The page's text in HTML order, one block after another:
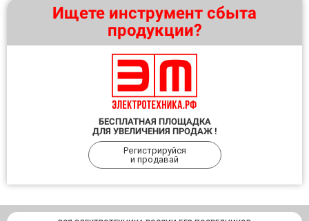
Ищете инструмент сбыта
продукции?
БЕСПЛАТНАЯ ПЛОЩАДКА
ДЛЯ УВЕЛИЧЕНИЯ ПРОДАЖ !
Регистрируйся
и продавай